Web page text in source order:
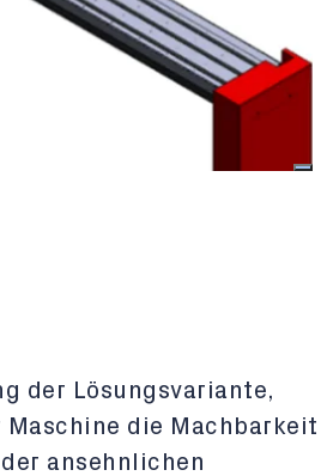
der Lösungsvariante,
die Machbarkeit
ansehnlichen